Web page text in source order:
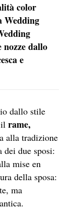
color
Wedding
dallo
e
dallo stile
il rame,
alla tradizione
dei due sposi:
mise en
della sposa:
ma